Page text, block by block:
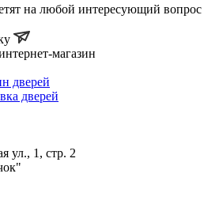
на любой интересующий вопрос
магазин
дверей
дверей
ул., 1, стр. 2